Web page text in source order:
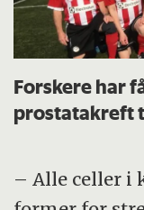
Forskere har
prostatakreft
– Alle celler i